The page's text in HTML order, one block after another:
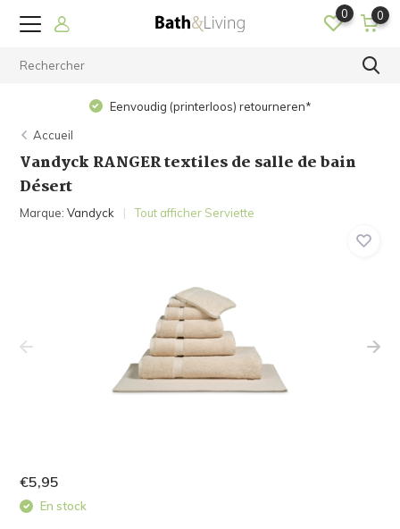
0 0
Eenvoudig (printerloos) retourneren*
Accueil
Vandyck RANGER textiles de salle de bain
Désert
Marque:Vandyck Tout afficher Serviette
€5,95
En stock